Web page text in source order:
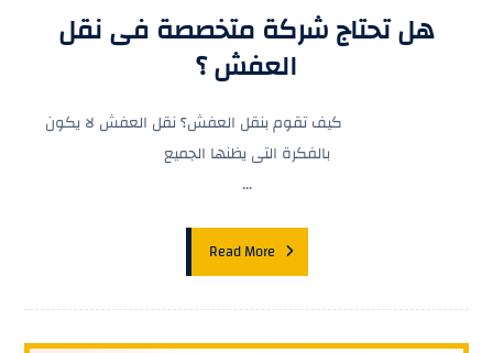
هل تحتاج شركة متخصصة فى نقل
العفش ؟
كيف تقوم بنقل العفش؟ نقل العفش لا يكون
بالفكرة التى يظنها الجميع
...
Read More